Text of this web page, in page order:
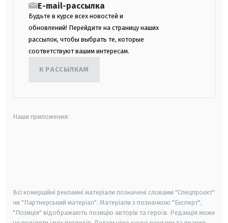
E-mail-рассылка
Будьте в курсе всех новостей и
обновлений! Перейдите на страницу наших
рассылок, чтобы выбрать те, которые
соответствуют вашим интересам.
К РАССЫЛКАМ
Наши приложения:
Всі комерційні рекламні матеріали позначені словами "Спецпроєкт"
чи "Партнерський матеріал". Матеріали з позначкою "Експерт",
"Позиція" відображають позицію авторів та героїв. Редакція може